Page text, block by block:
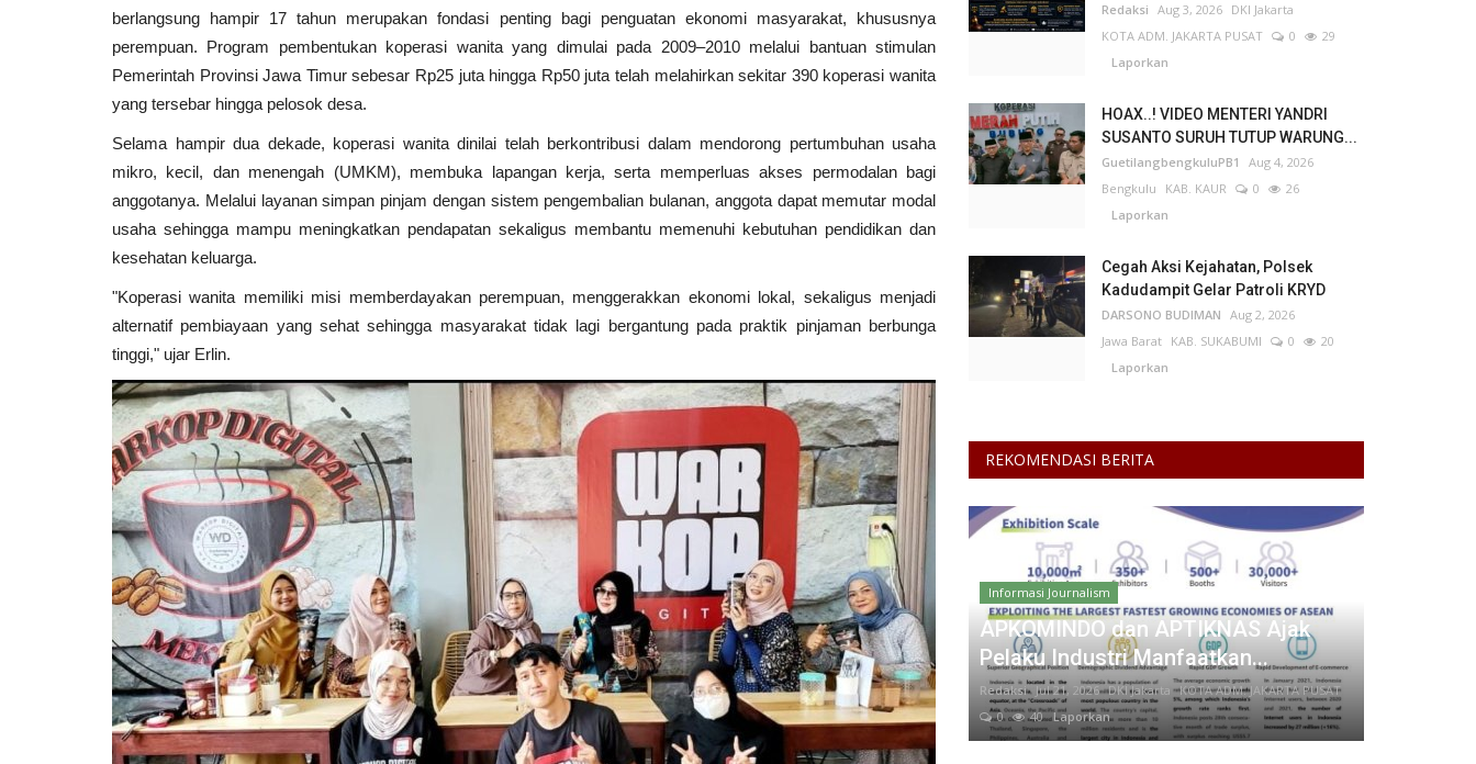
berlangsung hampir 17 tahun merupakan fondasi penting bagi penguatan ekonomi masyarakat, khususnya
perempuan. Program pembentukan koperasi wanita yang dimulai pada 2009–2010 melalui bantuan stimulan
Pemerintah Provinsi Jawa Timur sebesar Rp25 juta hingga Rp50 juta telah melahirkan sekitar 390 koperasi wanita
yang tersebar hingga pelosok desa.
Selama hampir dua dekade, koperasi wanita dinilai telah berkontribusi dalam mendorong pertumbuhan usaha
mikro, kecil, dan menengah (UMKM), membuka lapangan kerja, serta memperluas akses permodalan bagi
anggotanya. Melalui layanan simpan pinjam dengan sistem pengembalian bulanan, anggota dapat memutar modal
usaha sehingga mampu meningkatkan pendapatan sekaligus membantu memenuhi kebutuhan pendidikan dan
kesehatan keluarga.
"Koperasi wanita memiliki misi memberdayakan perempuan, menggerakkan ekonomi lokal, sekaligus menjadi
alternatif pembiayaan yang sehat sehingga masyarakat tidak lagi bergantung pada praktik pinjaman berbunga
tinggi," ujar Erlin.
Redaksi Aug 3, 2026 DKI Jakarta
KOTA ADM. JAKARTA PUSAT
0
29
Laporkan
HOAX..! VIDEO MENTERI YANDRI
SUSANTO SURUH TUTUP WARUNG...
GuetilangbengkuluPB1
Aug 4, 2026
Bengkulu
KAB. KAUR 0
26
Laporkan
Cegah Aksi Kejahatan, Polsek
Kadudampit Gelar Patroli KRYD
DARSONO BUDIMAN Aug 2, 2026
Jawa Barat KAB. SUKABUMI 0
20
Laporkan
REKOMENDASI BERITA
Informasi Journalism
APKOMINDO dan APTIKNAS Ajak
Pelaku Industri Manfaatkan...
Redaksi Jul 21, 2026 DKI Jakarta KOTA ADM. JAKARTA PUSAT
0
40Laporkan